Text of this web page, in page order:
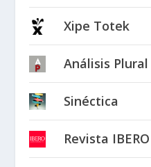
Xipe Totek
Análisis Plural
Sinéctica
Revista IBERO